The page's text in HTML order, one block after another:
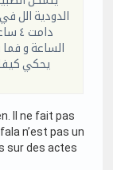
الدودية الل
الساعة و
يحكي
Il ne fait pas
n’est pas un
sur des actes